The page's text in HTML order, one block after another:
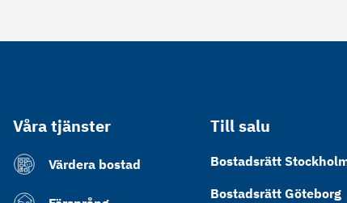
Våra tjänster
Värdera bostad
Till salu
Bostadsrätt
Bostadsrätt Göteborg